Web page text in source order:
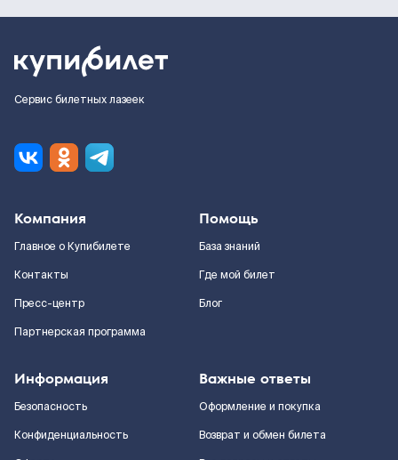
Сервис билетных лазеек
Компания
Главное о Купибилете
Контакты
Пресс-центр
Партнерская программа
Помощь
База знаний
Где мой билет
Блог
Информация
Безопасность
Конфиденциальность
Важные ответы
Оформление и покупка
Возврат и обмен билета